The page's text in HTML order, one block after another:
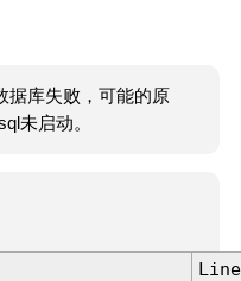
据库失败，可能的原
未启动。
Line